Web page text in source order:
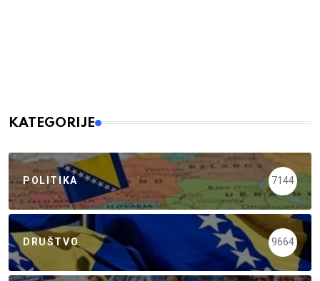
KATEGORIJE
POLITIKA 7144
DRUŠTVO 9664